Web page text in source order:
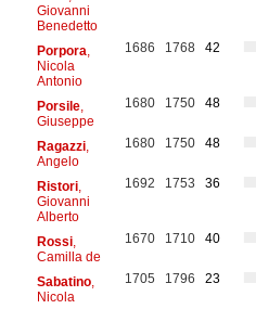
Giovanni
Benedetto
Porpora
Nicola
Antonio
1686 1768 42
Porsile,
Giuseppe
1680 1750 48
Ragazzi,
Angelo
1680 1750 48
Ristori,
Giovanni
Alberto
1692 1753 36
Rossi,
Camilla de
1670 1710 40
Sabatino,
Nicola
1705 1796 23